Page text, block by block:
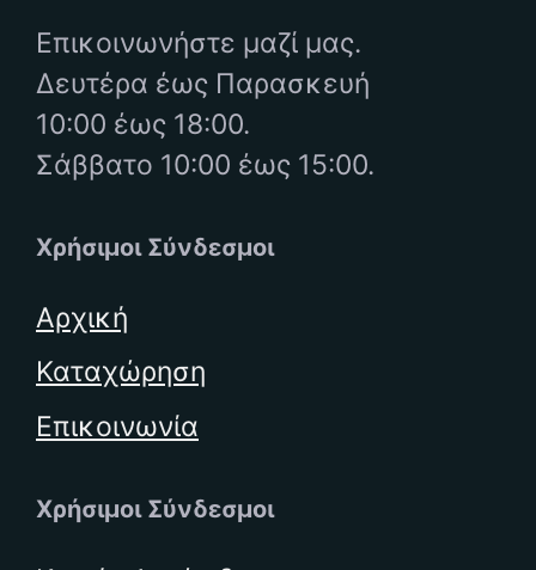
Επικοινωνήστε μαζί μας.
Δευτέρα έως Παρασκευή
10:00 έως 18:00.
Σάββατο 10:00 έως 15:00.
Χρήσιμοι Σύνδεσμοι
Αρχική
Καταχώρηση
Επικοινωνία
Χρήσιμοι Σύνδεσμοι